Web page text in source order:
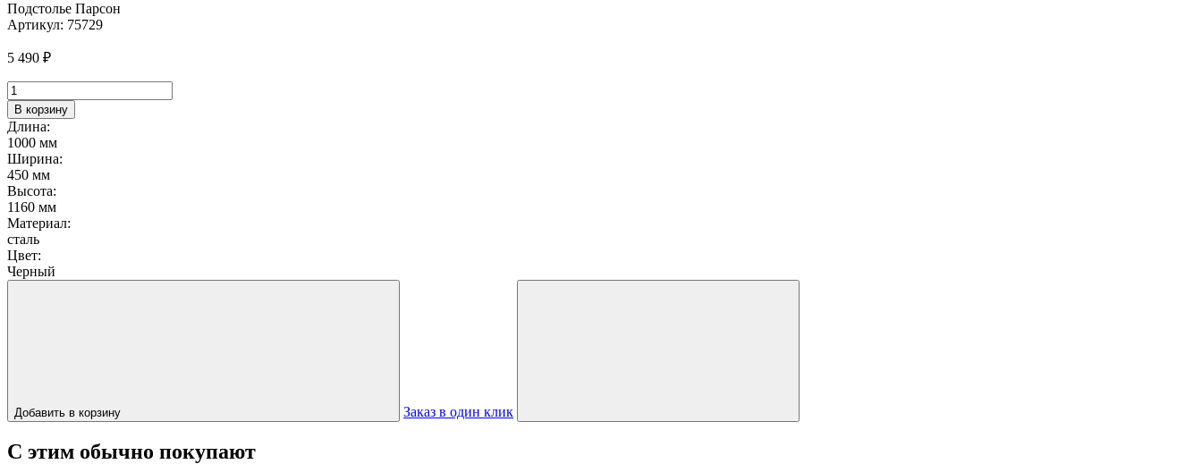
Подстолье Парсон
Артикул: 75729
5 490 ₽
Количество
товара
Подстолье
Парсон
В корзину
Длина:
1000 мм
Ширина:
450 мм
Высота:
1160 мм
Материал:
сталь
Цвет:
Черный
Добавить в корзину Заказ в один клик
С этим обычно покупают